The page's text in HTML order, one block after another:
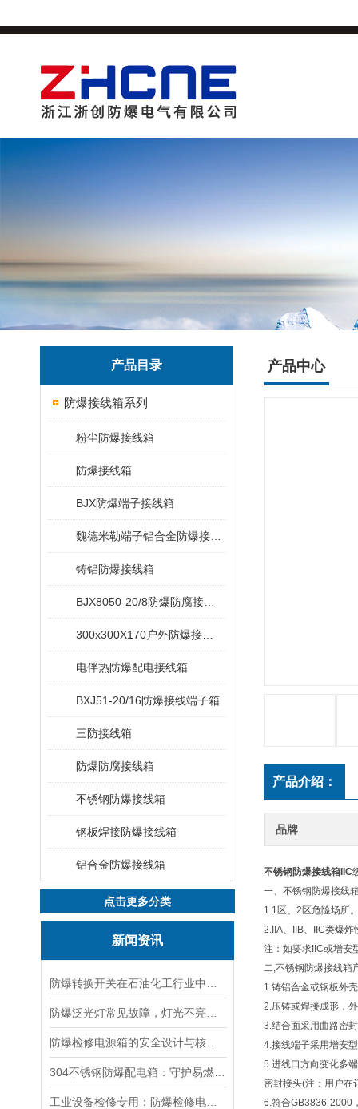
产品目录
防爆接线箱系列
粉尘防爆接线箱
防爆接线箱
BJX防爆端子接线箱
铸铝防爆接线箱
电伴热防爆配电接线箱
BXJ51-20/16防爆接线端子箱
三防接线箱
防爆防腐接线箱
不锈钢防爆接线箱
钢板焊接防爆接线箱
铝合金防爆接线箱
点击更多分类
新闻资讯
产品中心
产品介绍：
品牌
不锈钢防爆接线箱IIC
一、不锈钢防爆接
1.1区、2区危险场所
2.IIA、IIB、IIC类爆
注：如要求IIC或增
二,不锈钢防爆接线
1.铸铝合金或钢板外
2.压铸或焊接成形，
3.结合面采用曲路密
4.接线端子采用增安
5.进线口方向变化多
密封接头(注：用户
6.符合GB3836-2000